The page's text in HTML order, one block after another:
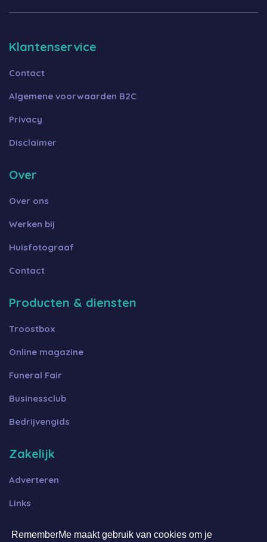
RememberMe maakt gebruik van cookies om je
Klantenservice
Contact
Algemene voorwaarden B2C
Privacy
Disclaimer
Over
Over ons
Werken bij
Huisfotograaf
Contact
Producten & diensten
Troostbox
Online magazine
Funeral Fair
Businessclub
Bedrijvengids
Zakelijk
Adverteren
Links